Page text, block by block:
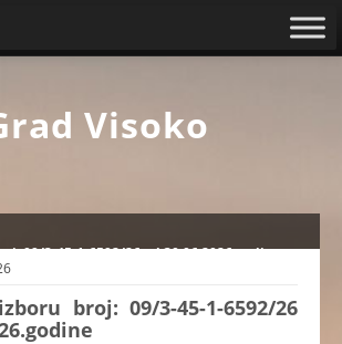
Visoko
09/3-45-1-6592/26 od 30.06.2026.godine
broj: 09/3-45-1-6592/26